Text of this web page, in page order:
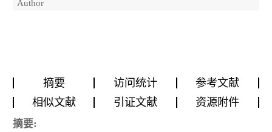
Author
摘要 访问统计
参考文献
相似文献
引证文献 资源附件
摘要: